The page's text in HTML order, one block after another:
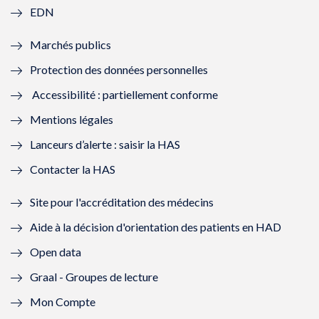
n
ê
t
r
e
)
n
ê
r
)
ê
t
e
ê
)
EDN
Marchés publics
Protection des données personnelles
Accessibilité : partiellement conforme
Mentions légales
Lanceurs d’alerte : saisir la HAS
Contacter la HAS
Site pour l'accréditation des médecins
Aide à la décision d'orientation des patients en HAD
Open data
Graal - Groupes de lecture
Mon Compte